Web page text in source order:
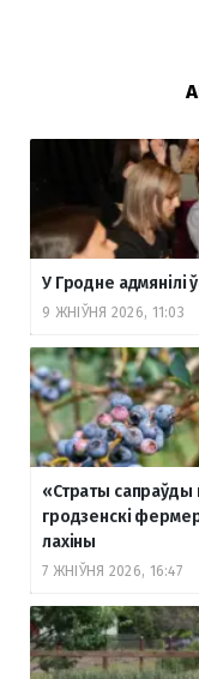
У Гродне адмянілі
9 ЖНІЎНЯ 2026, 11:03
«Страты сапраўды
гродзенскі
лахіны
7 ЖНІЎНЯ 2026, 16:47